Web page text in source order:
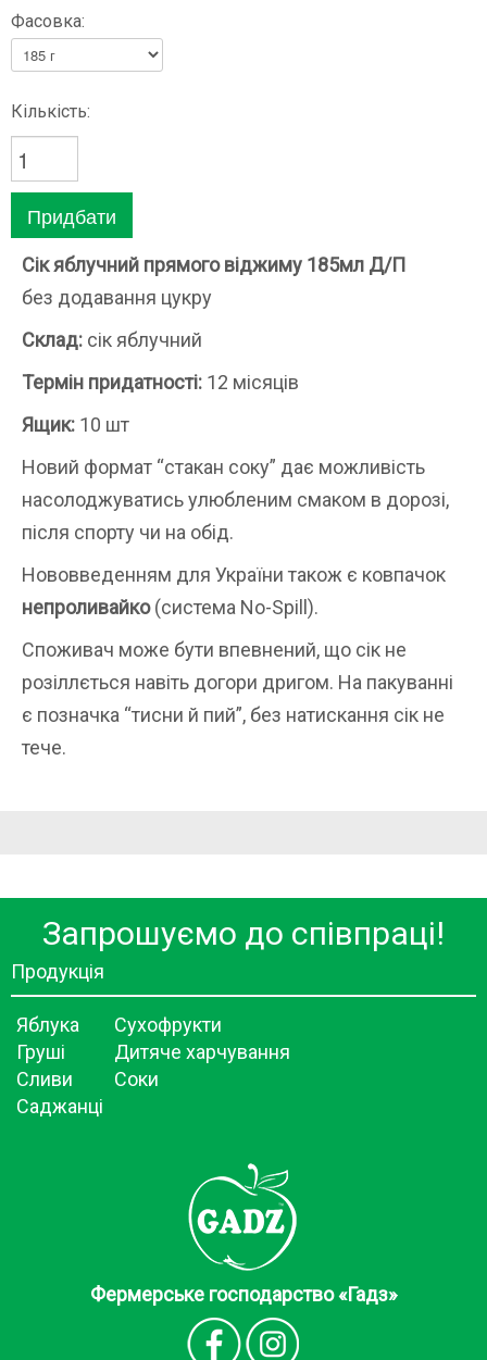
Фасовка:
Кількість:
Сік яблучний прямого віджиму 185мл Д/П
без додавання цукру
Склад: сік яблучний
Термін придатності: 12 місяців
Ящик: 10 шт
Новий формат “стакан соку” дає можливість
насолоджуватись улюбленим смаком в дорозі,
після спорту чи на обід.
Нововведенням для України також є ковпачок
непроливайко(система No-Spill).
Споживач може бути впевнений, що сік не
розіллється навіть догори дригом. На пакуванні
є позначка “тисни й пий”, без натискання сік не
тече.
Запрошуємо до співпраці!
Продукція
Яблука
Груші
Сливи
Саджанці
Сухофрукти
Дитяче харчування
Соки
Фермерське господарство «Гадз»